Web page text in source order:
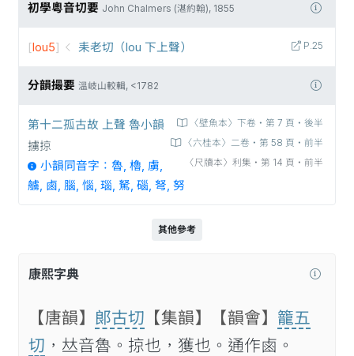
初學粵音切要 John Chalmers (湛約翰), 1855
P.25
[lou5] 耒老切（lou 下上聲）
分韻撮要 溫岐山較輯, <1782
〈壁魚本〉下卷‧第 7 頁‧後半
〈六桂本〉二卷‧第 58 頁‧前半
〈尺牘本〉利集‧第 14 頁‧前半
第十二孤古故 上聲 魯小韻
擄掠
小韻同音字：魯, 櫓, 虜,
艣, 鹵, 腦, 惱, 瑙, 駑, 碯, 弩, 努
其他參考
康熙字典
【唐韻】 郞古切 【集韻】 【韻會】 籠五
切 ，𠀤音魯。掠也，獲也。通作鹵。